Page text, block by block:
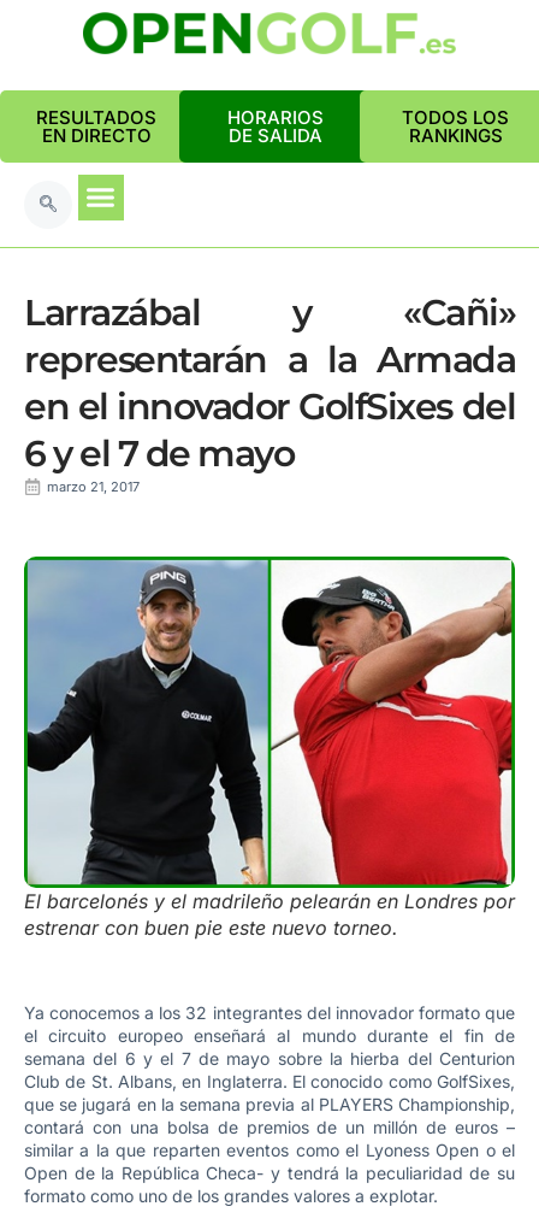
RESULTADOS
EN DIRECTO
HORARIOS
DE SALIDA
TODOS LOS
RANKINGS
Larrazábal y «Cañi»
representarán a la Armada
en el innovador GolfSixes del
6 y el 7 de mayo
marzo 21, 2017
El barcelonés y el madrileño pelearán en Londres por
estrenar con buen pie este nuevo torneo.
Ya conocemos a los 32 integrantes del innovador formato que
el circuito europeo enseñará al mundo durante el fin de
semana del 6 y el 7 de mayo sobre la hierba del Centurion
Club de St. Albans, en Inglaterra. El conocido como GolfSixes,
que se jugará en la semana previa al PLAYERS Championship,
contará con una bolsa de premios de un millón de euros –
similar a la que reparten eventos como el Lyoness Open o el
Open de la República Checa- y tendrá la peculiaridad de su
formato como uno de los grandes valores a explotar.